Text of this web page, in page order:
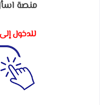
منصة
للدخول